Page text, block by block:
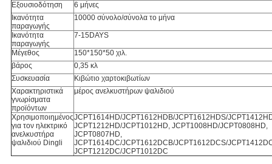
Εξουσιοδότηση
6 μήνες
Ικανότητα
παραγωγής
10000 σύνολο/σύνολα το μήνα
Ικανότητα
παραγωγής
7-15DAYS
Μέγεθος
150*150*50 χιλ.
βάρος
0,35 κλ
Συσκευασία
Κιβώτιο χαρτοκιβωτίων
Χαρακτηριστικά
γνωρίσματα
προϊόντων
μέρος ανελκυστήρων ψαλιδιού
Χρησιμοποιημένος
για τον ηλεκτρικό
ανελκυστήρα
ψαλιδιού Dingli
JCPT1614HD/JCPT1612HDB/JCPT1612HDS/
JCPT1212HD/JCPT1012HD, JCPT1008HD/JCPT0808HD,
JCPT0807HD,
JCPT1614DC/JCPT1612DCB/JCPT1612DCS/
JCPT1212DC/JCPT1012DC